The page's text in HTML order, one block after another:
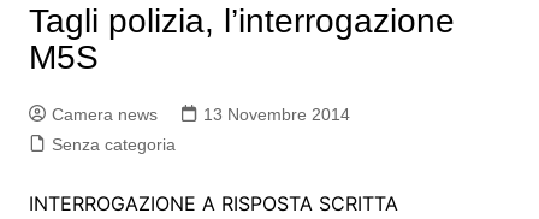
Tagli polizia, l’interrogazione
M5S
Camera news
13 Novembre 2014
Senza categoria
INTERROGAZIONE A RISPOSTA SCRITTA